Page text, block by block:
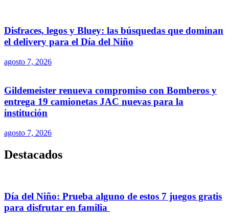
Disfraces, legos y Bluey: las búsquedas que dominan
el delivery para el Día del Niño
agosto 7, 2026
Gildemeister renueva compromiso con Bomberos y
entrega 19 camionetas JAC nuevas para la
institución
agosto 7, 2026
Destacados
Día del Niño: Prueba alguno de estos 7 juegos gratis
para disfrutar en familia